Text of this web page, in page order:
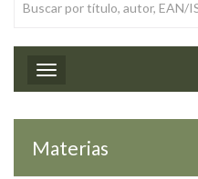
Toggle navigation
Materias